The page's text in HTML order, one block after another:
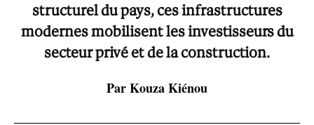
structurel du pays, ces infrastructures
modernes mobilisent les investisseurs du
secteur privé et de la construction.
Par Kouza Kiénou